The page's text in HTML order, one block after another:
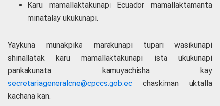
Karu mamallaktakunapi Ecuador mamallaktamanta
minatalay ukukunapi.
Yaykuna munakpika marakunapi tupari wasikunapi
shinallatak karu mamallaktakunapi ista ukukunapi
pankakunata kamuyachisha kay
secretariageneralcne@cpccs.gob.ec chaskiman uktalla
kachana kan.